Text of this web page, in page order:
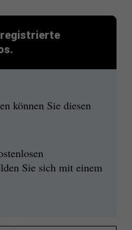
können Sie diesen
Sie sich mit einem